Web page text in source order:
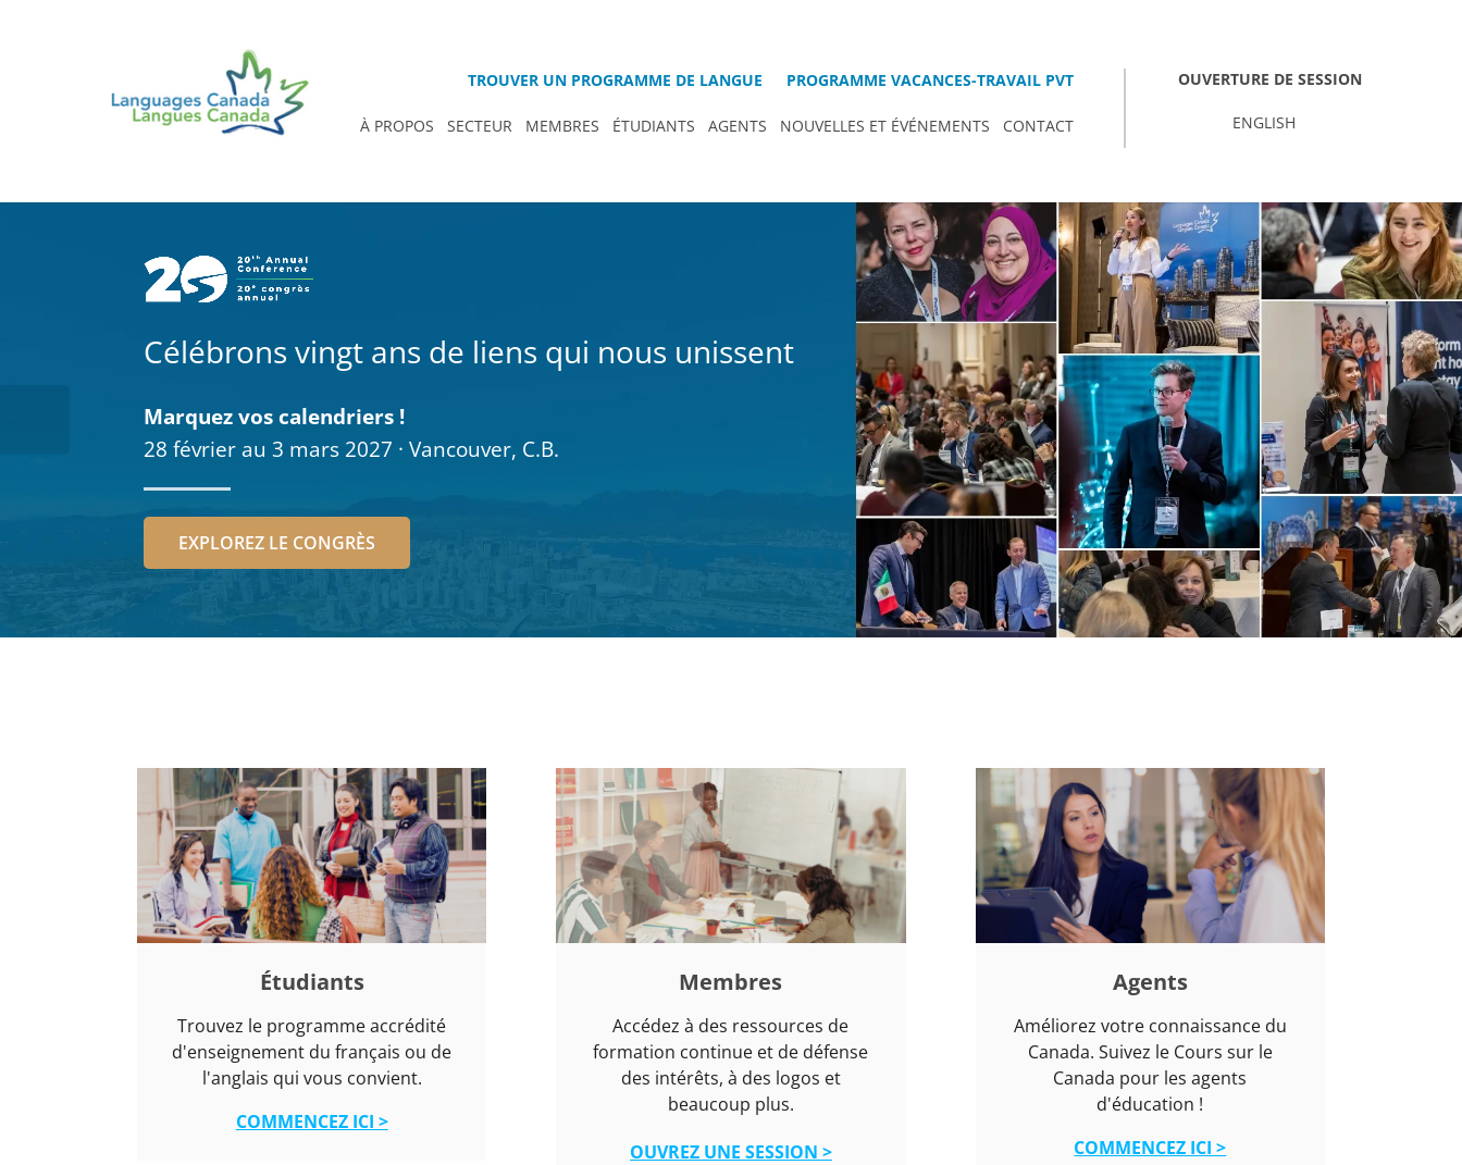
TROUVER UN PROGRAMME DE LANGUE PROGRAMME VACANCES-TRAVAIL PVT
À PROPOS SECTEUR MEMBRES ÉTUDIANTS AGENTS NOUVELLES ET ÉVÉNEMENTS CONTACT
OUVERTURE DE SESSION
ENGLISH
Célébrons vingt ans de liens qui nous unissent
Marquez vos calendriers !
28 février au 3 mars 2027 · Vancouver, C.B.
EXPLOREZ LE CONGRÈS
Étudiants
Trouvez le programme accrédité
d'enseignement du français ou de
l'anglais qui vous convient.
COMMENCEZ ICI >
Membres
Accédez à des ressources de
formation continue et de défense
des intérêts, à des logos et
beaucoup plus.
OUVREZ UNE SESSION >
Agents
Améliorez votre connaissance du
Canada. Suivez le Cours sur le
Canada pour les agents
d'éducation !
COMMENCEZ ICI >